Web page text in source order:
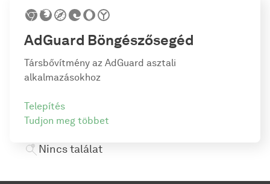
AdGuard Böngészősegéd
Társbővítmény az AdGuard asztali
alkalmazásokhoz
Tudjon meg többet
Telepítés
Nincs találat